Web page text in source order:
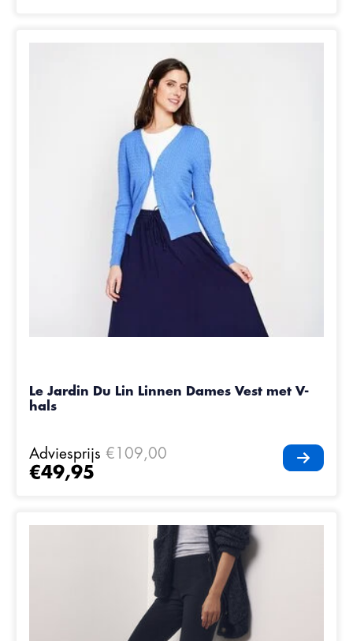
Le Jardin Du Lin Linnen Dames Vest met V-
hals
Adviesprijs €109,00
€49,95